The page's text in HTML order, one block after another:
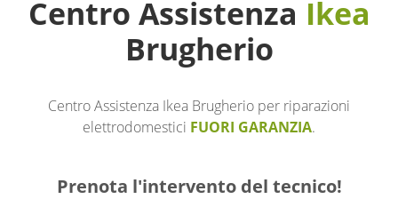
Centro Assistenza Ikea
Brugherio
Centro Assistenza Ikea Brugherio per riparazioni
elettrodomestici FUORI GARANZIA.
Prenota l'intervento del tecnico!